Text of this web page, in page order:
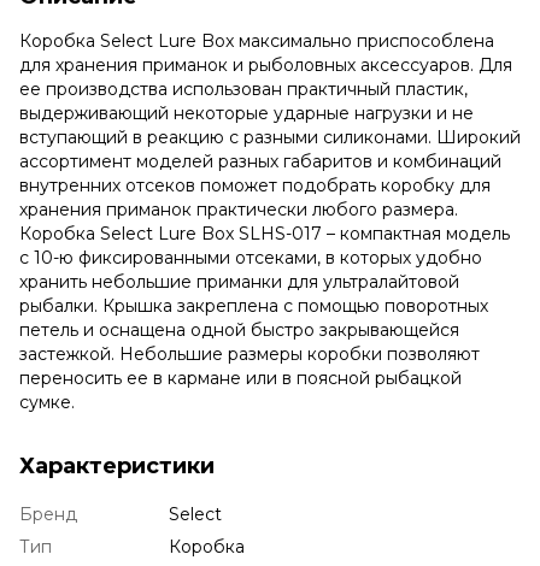
Коробка Select Lure Box максимально приспособлена
для хранения приманок и рыболовных аксессуаров. Для
ее производства использован практичный пластик,
выдерживающий некоторые ударные нагрузки и не
вступающий в реакцию с разными силиконами. Широкий
ассортимент моделей разных габаритов и комбинаций
внутренних отсеков поможет подобрать коробку для
хранения приманок практически любого размера.
Коробка Select Lure Box SLHS-017 – компактная модель
с 10-ю фиксированными отсеками, в которых удобно
хранить небольшие приманки для ультралайтовой
рыбалки. Крышка закреплена с помощью поворотных
петель и оснащена одной быстро закрывающейся
застежкой. Небольшие размеры коробки позволяют
переносить ее в кармане или в поясной рыбацкой
сумке.
Характеристики
Бренд
Select
Тип
Коробка